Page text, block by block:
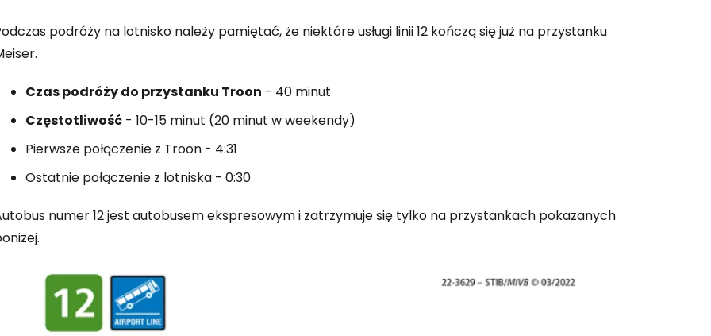
podróży na lotnisko należy pamiętać, że niektóre usługi linii 12 kończą się już na przystanku
Czas podróży do przystanku Troon - 40 minut
Częstotliwość - 10-15 minut (20 minut w weekendy)
Pierwsze połączenie z Troon - 4:31
Ostatnie połączenie z lotniska - 0:30
numer 12 jest autobusem ekspresowym i zatrzymuje się tylko na przystankach pokazanych